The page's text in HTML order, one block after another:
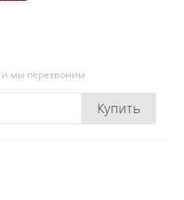
мы перезвоним
Купить